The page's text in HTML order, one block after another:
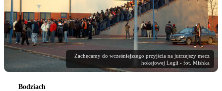
Zachęcamy do wcześniejszego przyjścia na jutrzejszy mecz
hokejowej Legii - fot. Mishka
Bodziach